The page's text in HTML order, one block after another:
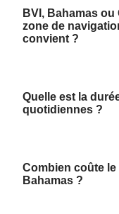
BVI, Bahamas
zone de
convient ?
Quelle est la
quotidiennes ?
Combien coûte
Bahamas ?